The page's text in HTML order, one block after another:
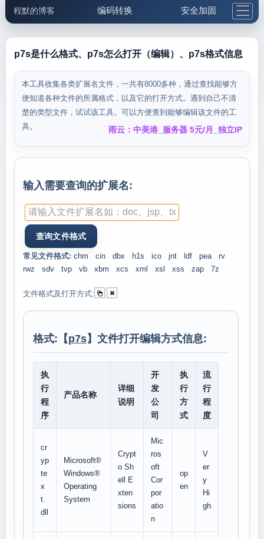
程默的博客 编码转换 安全加固
邮件工具 生活便民 更多工具
5.1支付宝大红包
p7s是什么格式、p7s怎么打开（编辑）、p7s格式信息
本工具收集各类扩展名文件，一共有8000多种，通过查找能够方
便知道各种文件的所属格式，以及它的打开方式。遇到自己不清
楚的类型文件，试试该工具。可以方便查到能够编辑该文件的工
具。
雨云：中美港_服务器 5元/月_独立IP
输入需要查询的扩展名:
常见文件格式: chm cin dbx h1s ico jnt ldf pea
rv
rwz
sdv tvp vb xbm xcs xml xsl xss zap 7z
文件格式及打开方式:
格式:【p7s】文件打开编辑方式信息:
执
行
程
序
产品名称
详细
说明
开
发
公
司
执
行
方
式
流
行
程
度
cr
yp
te
x
t.
dll
Microsoft®
Windows®
Operating
System
Crypt
o Sh
ell E
xten
sions
Mic
ros
oft
Cor
por
atio
n
op
en
V
er
y
Hi
gh